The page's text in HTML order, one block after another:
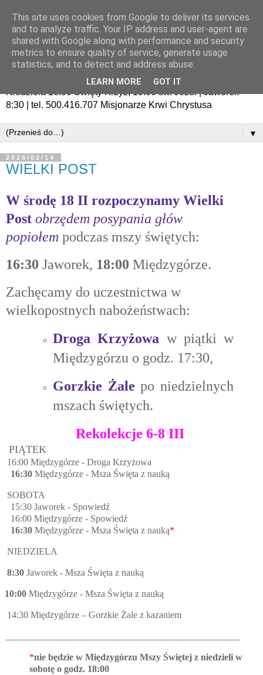
Niedziela 10:00 Święty Krzyż, 19:00 św. Józef | Jaworek
8:30 | tel. 500.416.707 Misjonarze Krwi Chrystusa
▼
2026/02/14
WIELKI POST
W środę 18 II rozpoczynamy Wielki
Post obrzędem posypania głów
popiołem podczas mszy świętych:
16:30 Jaworek, 18:00 Międzygórze.
Zachęcamy do uczestnictwa w
wielkopostnych nabożeństwach:
Droga Krzyżowa w piątki w
Międzygórzu o godz. 17:30,
Gorzkie Żale po niedzielnych
mszach świętych.
Rekolekcje 6-8 III
PIĄTEK
16:00 Międzygórze - Droga Krzyżowa
16:30Międzygórze - Msza Święta z nauką
15:30 Jaworek - Spowiedź
16:00 Międzygórze - Spowiedź
16:30Międzygórze - Msza Święta z nauką*
Jaworek - Msza Święta z nauką
Międzygórze - Msza Święta z nauką
Międzygórze – Gorzkie Żale z kazaniem
*nie będzie w Międzygórzu Mszy Świętej z niedzieli w
sobotę o godz. 18:00
This site uses cookies from Google to deliver its services
and to analyze traffic. Your IP address and user-agent are
shared with Google along with performance and security
metrics to ensure quality of service, generate usage
statistics, and to detect and address abuse.
LEARN MORE GOT IT